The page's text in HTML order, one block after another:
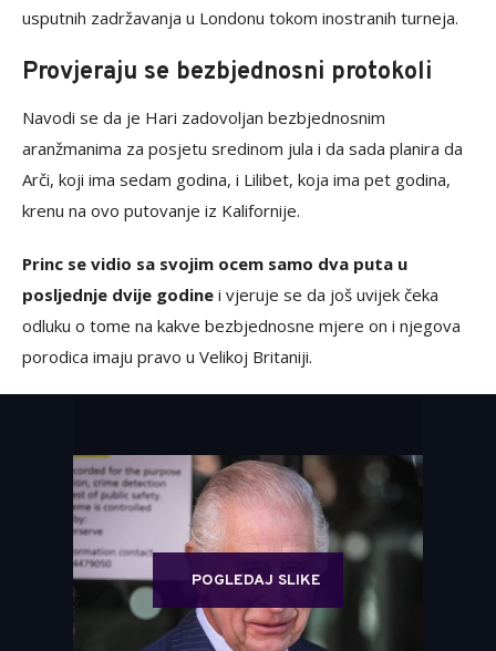
usputnih zadržavanja u Londonu tokom inostranih turneja.
Provjeraju se bezbjednosni protokoli
Navodi se da je Hari zadovoljan bezbjednosnim
aranžmanima za posjetu sredinom jula i da sada planira da
Arči, koji ima sedam godina, i Lilibet, koja ima pet godina,
krenu na ovo putovanje iz Kalifornije.
Princ se vidio sa svojim ocem samo dva puta u
posljednje dvije godine i vjeruje se da još uvijek čeka
odluku o tome na kakve bezbjednosne mjere on i njegova
porodica imaju pravo u Velikoj Britaniji.
POGLEDAJ SLIKE